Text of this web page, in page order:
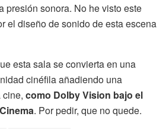
presión sonora. No he visto este
el diseño de sonido de esta escena
esta sala se convierta en una
cinéfila añadiendo una
como Dolby Vision bajo el
. Por pedir, que no quede.